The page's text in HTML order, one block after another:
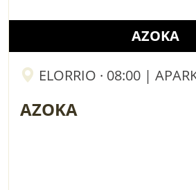
AZOKA
ELORRIO · 08:00 |
AZOKA